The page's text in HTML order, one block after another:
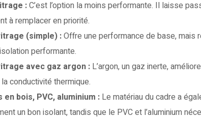
:C’est l’option la moins performante. Il laisse
à remplacer en priorité.
(simple) :Offre une performance de base,
performante.
avec gaz argon : L’argon, un gaz inerte,
conductivité thermique.
en bois, PVC, aluminium : Le matériau du cadre a
un bon isolant, tandis que le PVC et l’aluminium